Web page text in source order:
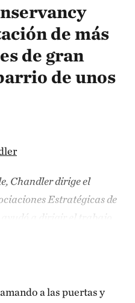
de más
de gran
de unos
Chandler dirige el
Estratégicas de
a dirigir el trabajo
a las puertas y